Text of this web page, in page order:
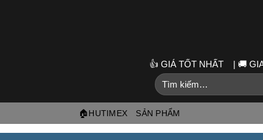
👍 GIÁ TỐT NHẤT | 🚚
Tìm
kiếm:
🏠HUTIMEX SẢN PHẨM